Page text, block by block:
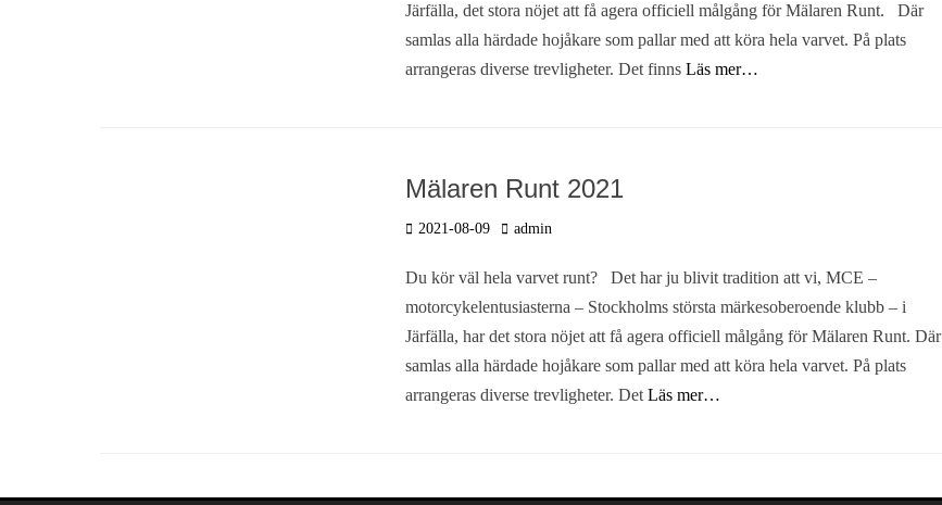
Järfälla, det stora nöjet att få agera officiell målgång för Mälaren Runt. Där
samlas alla härdade hojåkare som pallar med att köra hela varvet. På plats
arrangeras diverse trevligheter. Det finns Läs mer…
Mälaren Runt 2021
Postades
2021-08-09 Författare
admin
Du kör väl hela varvet runt? Det har ju blivit tradition att vi, MCE –
motorcykelentusiasterna – Stockholms största märkesoberoende klubb – i
Järfälla, har det stora nöjet att få agera officiell målgång för Mälaren Runt. Där
samlas alla härdade hojåkare som pallar med att köra hela varvet. På plats
arrangeras diverse trevligheter. Det Läs mer…